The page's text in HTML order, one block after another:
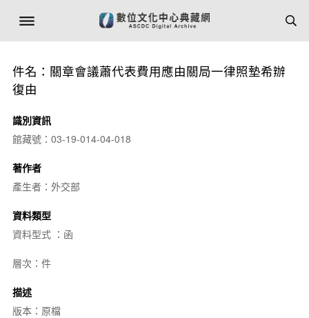
件名：關章會議蕭代表費用應由關局一律照墊希辦
復由
識別資訊
館藏號：03-19-014-04-018
著作者
產生者：外交部
資料類型
資料型式 ：函
層次：件
描述
版本：原檔